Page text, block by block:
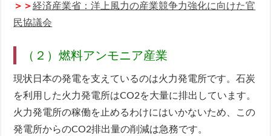
＞＞経済産業省：洋上風力の産業競争力強化に向けた官
民協議会
（２）燃料アンモニア産業
現状日本の発電を支えているのは火力発電所です。石炭
を利用した火力発電所はCO2を大量に排出しています。
火力発電所の稼働を止めるわけにはいかないため、この
発電所からのCO2排出量の削減は急務です。